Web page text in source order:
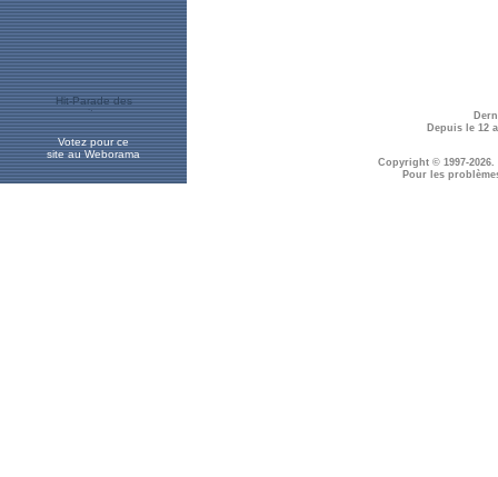
Votez pour ce
site au Weborama
Depuis le 12
Copyright © 1997-2026.
Pour les